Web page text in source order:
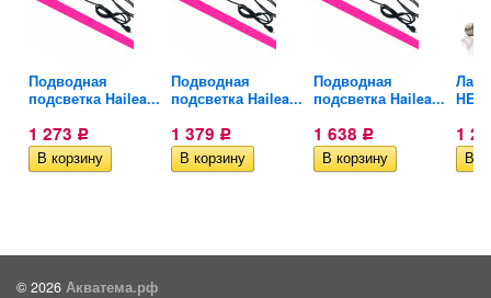
Подводная
подсветка Hailea...
1 273 Р
Подводная
подсветка Hailea...
1 379 Р
Подводная
подсветка Hailea...
1 638 Р 1
© 2026 Акватема.рф